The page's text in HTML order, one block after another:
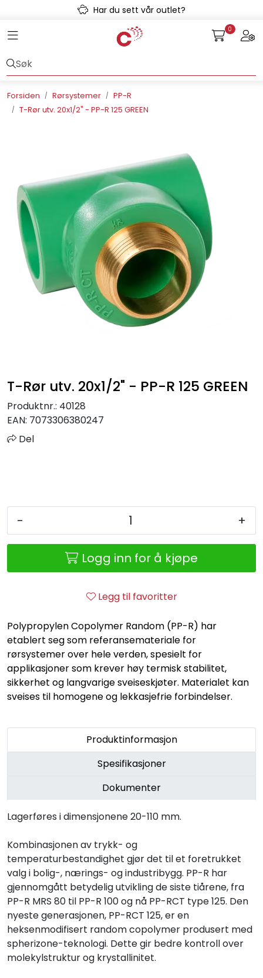
Skip to main contentHar du sett vår outlet?
Toggle navigation 0
Forsiden Rørsystemer
PP-R
T-Rør utv. 20x1/2" - PP-R 125 GREEN
T-Rør utv. 20x1/2" - PP-R 125 GREEN
Produktnr.: 40128
EAN: 7073306380247
Del
- +
Logg inn for å kjøpe
Legg til favoritter
Polypropylen Copolymer Random (PP-R) har
etablert seg som referansemateriale for
rørsystemer over hele verden, spesielt for
applikasjoner som krever høy termisk stabilitet,
sikkerhet og langvarige sveiseskjøter. Materialet kan
sveises til homogene og lekkasjefrie forbindelser.
Produktinformasjon
Spesifikasjoner
Dokumenter
Lagerføres i dimensjonene 20-110 mm.
Kombinasjonen av trykk- og
temperaturbestandighet gjør det til et foretrukket
valg i bolig-, nærings- og industribygg. PP-R har
gjennomgått betydelig utvikling de siste tiårene, fra
PP-R MRS 80 til PP-R 100 og nå PP-RCT type 125. Den
nyeste generasjonen, PP-RCT 125, er en
heksenmodifisert random copolymer produsert med
spherizone-teknologi. Dette gir bedre kontroll over
molekylstruktur og krystallinitet.
Kulvert
Radonsikring
Rørsystemer
Snøsmelt
Sprinkler
Varmeanlegg
Outlet
Retur/reklamasjon